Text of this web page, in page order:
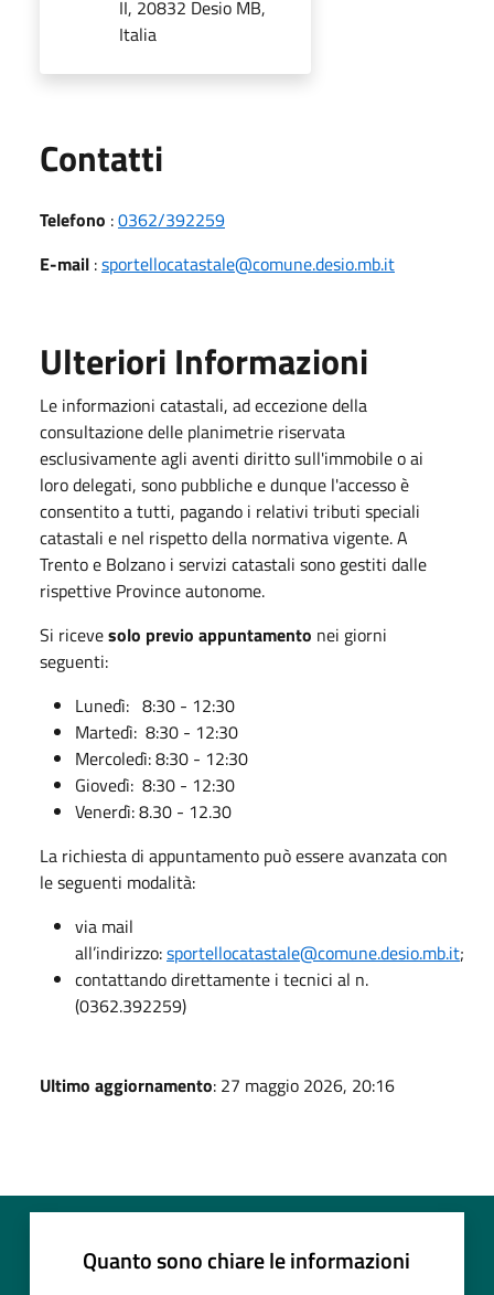
II, 20832 Desio MB,
Italia
Contatti
Telefono :0362/392259
E-mail :sportellocatastale@comune.desio.mb.it
Ulteriori Informazioni
Le informazioni catastali, ad eccezione della
consultazione delle planimetrie riservata
esclusivamente agli aventi diritto sull'immobile o ai
loro delegati, sono pubbliche e dunque l'accesso è
consentito a tutti, pagando i relativi tributi speciali
catastali e nel rispetto della normativa vigente. A
Trento e Bolzano i servizi catastali sono gestiti dalle
rispettive Province autonome.
Si ricevesolo previo appuntamento nei giorni
seguenti:
Lunedì: 8:30 - 12:30
Martedì: 8:30 - 12:30
Mercoledì: 8:30 - 12:30
Giovedì: 8:30 - 12:30
Venerdì: 8.30 - 12.30
La richiesta di appuntamento può essere avanzata con
le seguenti modalità:
via mail
all’indirizzo:sportellocatastale@comune.desio.mb.it;
contattando direttamente i tecnici al n.
(0362.392259)
Ultimo aggiornamento: 27 maggio 2026, 20:16
Quanto sono chiare le informazioni